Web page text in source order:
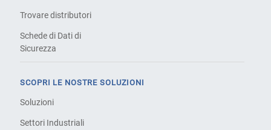
Trovare distributori
Schede di Dati di
Sicurezza
SCOPRI LE NOSTRE SOLUZIONI
Soluzioni
Settori Industriali